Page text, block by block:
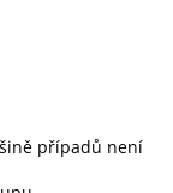
případů není